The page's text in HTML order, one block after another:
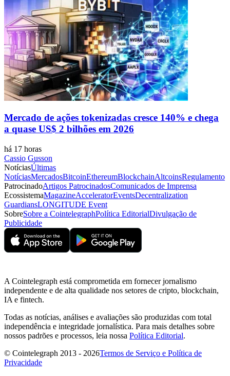
Mercado de ações tokenizadas cresce 140% e chega
a quase US$ 2 bilhões em 2026
há 17 horas
Cassio Gusson
NotíciasÚltimas
NotíciasMercadosBitcoinEthereumBlockchainAltcoinsRegulamento
PatrocinadoArtigos PatrocinadosComunicados de Imprensa
EcossistemaMagazineAcceleratorEventsDecentralization
GuardiansLONGITUDE Event
SobreSobre a CointelegraphPolítica EditorialDivulgação de
Publicidade
A Cointelegraph está comprometida em fornecer jornalismo
independente e de alta qualidade nos setores de cripto, blockchain,
IA e fintech.
Todas as notícias, análises e avaliações são produzidas com total
independência e integridade jornalística. Para mais detalhes sobre
nossos padrões e processos, leia nossa Política Editorial.
© Cointelegraph 2013 - 2026Termos de Serviço e Política de
Privacidade